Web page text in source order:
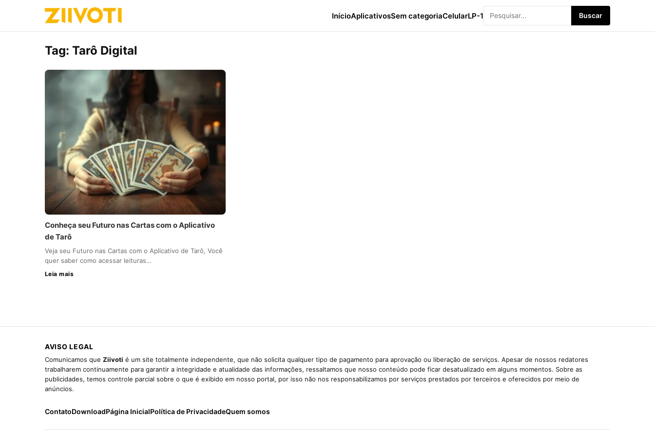
InícioAplicativosSem categoriaCelularLP-1 Buscar
Tag: Tarô Digital
Conheça seu Futuro nas Cartas com o Aplicativo
de Tarô
Veja seu Futuro nas Cartas com o Aplicativo de Tarô, Você
quer saber como acessar leituras…
Leia mais
AVISO LEGAL
Comunicamos que Ziivoti é um site totalmente independente, que não solicita qualquer tipo de pagamento para aprovação ou liberação de serviços. Apesar de nossos redatores
trabalharem continuamente para garantir a integridade e atualidade das informações, ressaltamos que nosso conteúdo pode ficar desatualizado em alguns momentos. Sobre as
publicidades, temos controle parcial sobre o que é exibido em nosso portal, por isso não nos responsabilizamos por serviços prestados por terceiros e oferecidos por meio de
anúncios.
ContatoDownloadPágina InicialPolítica de PrivacidadeQuem somos